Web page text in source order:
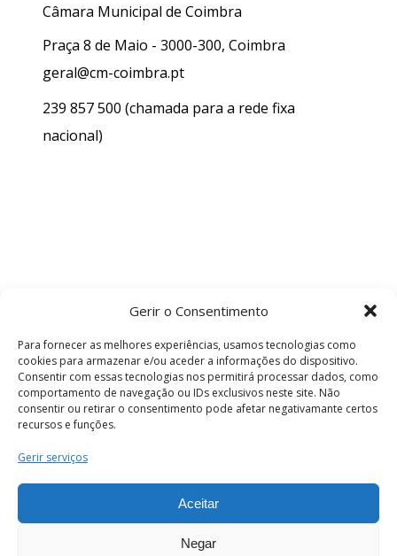
Gerir o Consentimento
Para fornecer as melhores experiências, usamos tecnologias como
cookies para armazenar e/ou aceder a informações do dispositivo.
Consentir com essas tecnologias nos permitirá processar dados, como
comportamento de navegação ou IDs exclusivos neste site. Não
consentir ou retirar o consentimento pode afetar negativamante certos
recursos e funções.
Gerir serviços
Aceitar
Negar
Câmara Municipal de Coimbra
Praça 8 de Maio - 3000-300, Coimbra
geral@cm-coimbra.pt
239 857 500 (chamada para a rede fixa
nacional)
Termos e Condições
os direitos reservados.